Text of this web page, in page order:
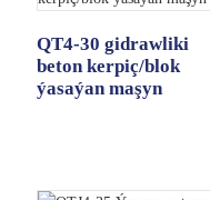
QT4-30 gidrawliki
beton kerpiç/blok
ýasaýan maşyn